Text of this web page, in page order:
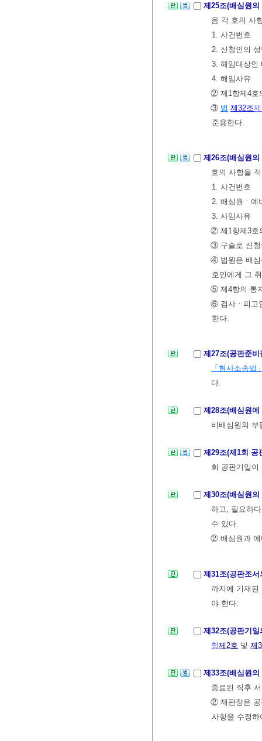
제25조(배심원
음 각 호의 사
1. 사건번호
2. 신청인의
3. 해임대상인
4. 해임사유
② 제1항제4호
③ 법 제32조
준용한다.
제26조(배심원
호의 사항을
1. 사건번호
2. 배심원ㆍ예
3. 사임사유
② 제1항제3호
③ 구술로 신청
④ 법원은 배심
호인에게 그
⑤ 제4항의 통
⑥ 검사ㆍ피고
한다.
제27조(공판준
「형사소송법
다.
제28조(배심원
비배심원의 부
제29조(제1회
회 공판기일
제30조(배심원
하고, 필요하
수 있다.
② 배심원과 예
제31조(공판조
까지에 기재
야 한다.
제32조(공판기
항제2호 및 제
제33조(배심원
종료된 직후
② 재판장은 공
사항을 수정